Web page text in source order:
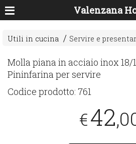
Valenzana
Utili in cucina Servire e
Molla piana in acciaio inox 18/
Pininfarina per servire
Codice prodotto:761
€42